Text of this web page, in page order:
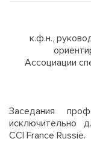
к.ф.н.,
Ассоциации
Заседания
исключительно
CCI France Russie.